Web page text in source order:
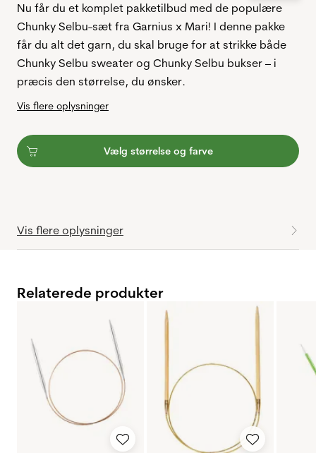
Nu får du et komplet pakketilbud med de populære
Chunky Selbu-sæt fra Garnius x Mari! I denne pakke
får du alt det garn, du skal bruge for at strikke både
Chunky Selbu sweater og Chunky Selbu bukser – i
præcis den størrelse, du ønsker.
Vis flere oplysninger
Vælg størrelse og farve
Vis flere oplysninger
Relaterede produkter